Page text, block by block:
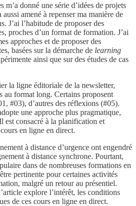
m’a donné une série d’idées de projets
amené à repenser ma manière de
J’ai l’habitude de proposer des
proches d’un format de formation. J’ai
approches et de proposer des
basées sur la démarche de learning
ainsi que sur des études de cas
la ligne éditoriale de la newsletter,
au format long. Certains proposent
#03), d’autres des réflexions (#05).
une approche plus pragmatique,
est consacré à la planification et
en ligne en direct.
à distance d’urgence ont engendré
à distance synchrone. Pourtant,
dans de nombreuses formations en
pertinente pour certaines activités
malgré un retour au présentiel.
explore l’intérêt, les conditions
de ces cours en ligne en direct.